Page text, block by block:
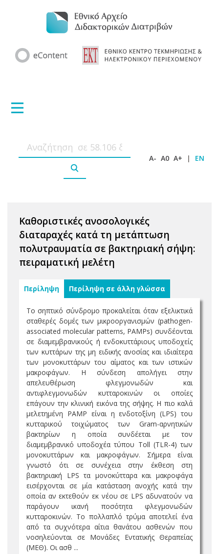
A- A0 A+ | EN
Καθοριστικές ανοσολογικές
διαταραχές κατά τη μετάπτωση
πολυτραυματία σε βακτηριακή σήψη:
πειραματική μελέτη
Περίληψη Περίληψη σε άλλη γλώσσα
To σηπτικό σύνδρομο προκαλείται όταν εξελικτικά
σταθερές δομές των μικροοργανισμών (pathogen-
associated molecular patterns, PAMPs) συνδέονται
σε διαμεμβρανικούς ή ενδοκυττάριους υποδοχείς
των κυττάρων της μη ειδικής ανοσίας και ιδιαίτερα
των μονοκυττάρων του αίματος και των ιστικών
μακροφάγων. Η σύνδεση απολήγει στην
απελευθέρωση φλεγμονωδών και
αντιφλεγμονωδών κυτταροκινών οι οποίες
επάγουν την κλινική εικόνα της σήψης. Η πιο καλά
μελετημένη PAMP είναι η ενδοτοξίνη (LPS) του
κυτταρικού τοιχώματος των Gram-αρνητικών
βακτηρίων η οποία συνδέεται με τον
διαμεμβρανικό υποδοχέα τύπου Toll (TLR-4) των
μονοκυττάρων και μακροφάγων. Σήμερα είναι
γνωστό ότι σε συνέχεια στην έκθεση στη
βακτηριακή LPS τα μονοκύτταρα και μακροφάγα
εισέρχονται σε μία κατάσταση ανοχής κατά την
οποία αν εκτεθούν εκ νέου σε LPS αδυνατούν να
παράγουν ικανή ποσότητα φλεγμονωδών
κυτταροκινών. Το πολλαπλό τρύμα αποτελεί ένα
από τα συχνότερα αίτια θανάτου ασθενών που
νοσηλεύονται σε Μονάδες Εντατικής Θεραπείας
(ΜΕΘ). Οι ασθ ...